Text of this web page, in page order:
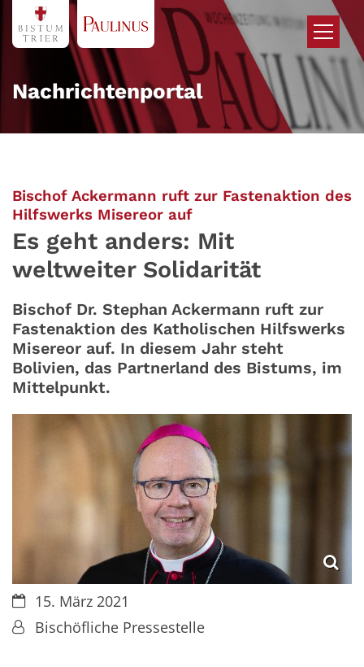
Zum Inhalt springen
Nachrichtenportal
Bischof Ackermann ruft zur Fastenaktion des
Hilfswerks Misereor auf:
Es geht anders: Mit
weltweiter Solidarität
Bischof Dr. Stephan Ackermann ruft zur
Fastenaktion des Katholischen Hilfswerks
Misereor auf. In diesem Jahr steht
Bolivien, das Partnerland des Bistums, im
Mittelpunkt.
Datum:15. März 2021
Von:Bischöfliche Pressestelle